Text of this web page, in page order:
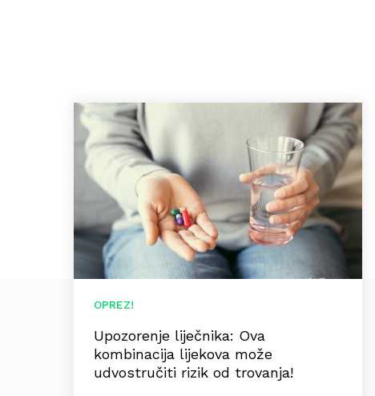
OPREZ!
Upozorenje liječnika: Ova
kombinacija lijekova može
udvostručiti rizik od trovanja!